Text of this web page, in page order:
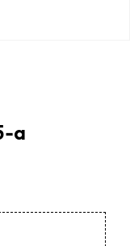
a